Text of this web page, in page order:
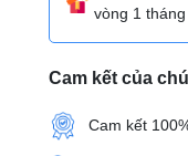
vòng 1 tháng
Cam kết của
Cam kết